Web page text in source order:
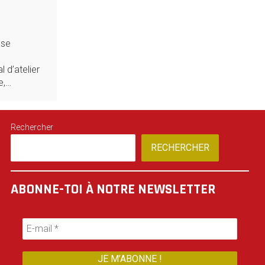
d’atelier
Rechercher
RECHERCHER
ABONNE-TOI À NOTRE NEWSLETTER